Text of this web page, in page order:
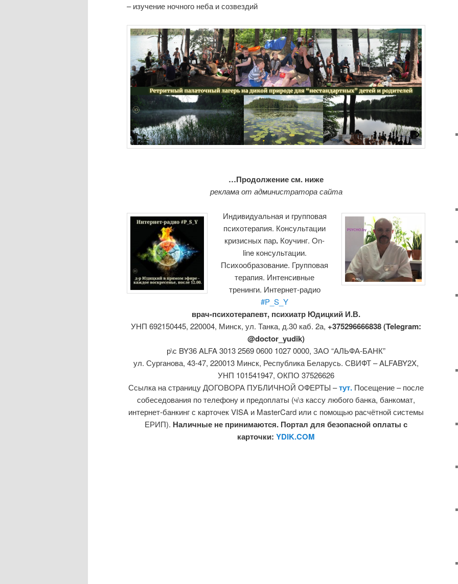
– изучение ночного неба и созвездий
…Продолжение см. ниже
реклама от администратора сайта
Индивидуальная и групповая
психотерапия. Консультации
кризисных пар. Коучинг. On-
line консультации.
Психообразование. Групповая
терапия. Интенсивные
тренинги. Интернет-радио
#P_S_Y
врач-психотерапевт, психиатр Юдицкий И.В.
УНП 692150445, 220004, Минск, ул. Танка, д.30 каб. 2а, +375296666838 (Telegram:
@doctor_yudik)
р\с BY36 ALFA 3013 2569 0600 1027 0000, ЗАО “АЛЬФА-БАНК”
ул. Сурганова, 43-47, 220013 Минск, Республика Беларусь. СВИФТ – ALFABY2X,
УНП 101541947, ОКПО 37526626
Ссылка на страницу ДОГОВОРА ПУБЛИЧНОЙ ОФЕРТЫ –тут. Посещение – после
собеседования по телефону и предоплаты (ч\з кассу любого банка, банкомат,
интернет-банкинг с карточек VISA и MasterCard или с помощью расчётной системы
ЕРИП). Наличные не принимаются. Портал для безопасной оплаты с
карточки: YDIK.COM